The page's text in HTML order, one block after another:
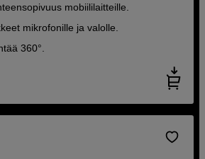
mobiililaitteille.
mikrofonille ja valolle.
360°.